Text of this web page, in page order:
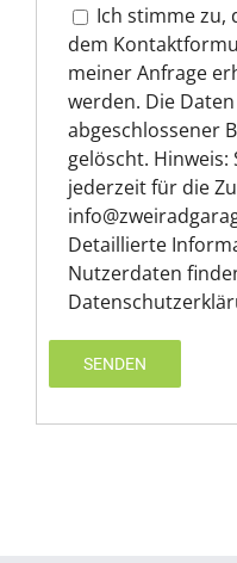
Ich stimme zu,
dem
meiner Anfrage
werden. Die
abgeschlossener
gelöscht. Hinweis:
jederzeit für die
Detaillierte
Nutzerdaten